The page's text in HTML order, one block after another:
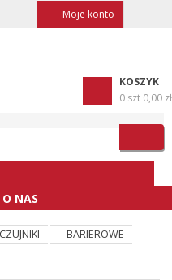
Moje konto
KOSZYK
0 szt 0,00 zł
O NAS
CZUJNIKI BARIEROWE